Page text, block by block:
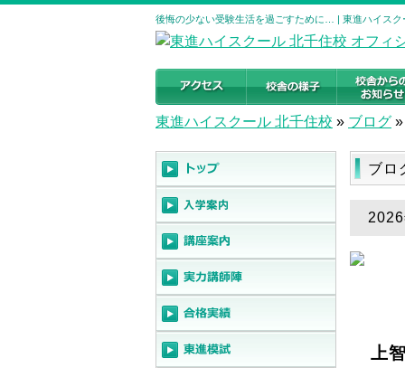
後悔の少ない受験生活を過ごすために… | 東進ハイス
東進ハイスクール 北千住校 » ブログ »
ブロ
上